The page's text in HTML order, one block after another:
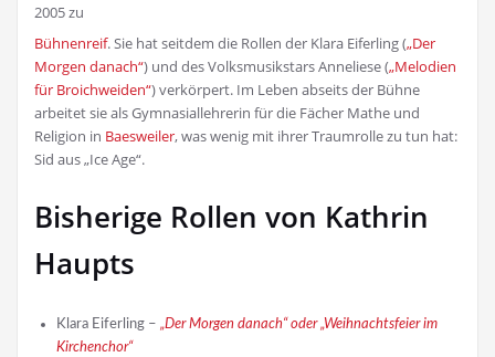
2005 zu
Bühnenreif. Sie hat seitdem die Rollen der Klara Eiferling („Der
Morgen danach“) und des Volksmusikstars Anneliese („Melodien
für Broichweiden“) verkörpert. Im Leben abseits der Bühne
arbeitet sie als Gymnasiallehrerin für die Fächer Mathe und
Religion in Baesweiler, was wenig mit ihrer Traumrolle zu tun hat:
Sid aus „Ice Age“.
Bisherige Rollen von Kathrin
Haupts
Klara Eiferling – „Der Morgen danach“ oder „Weihnachtsfeier im
Kirchenchor“